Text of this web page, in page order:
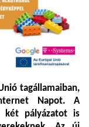
tagállamaiban,
Napot. A
két pályázatot is